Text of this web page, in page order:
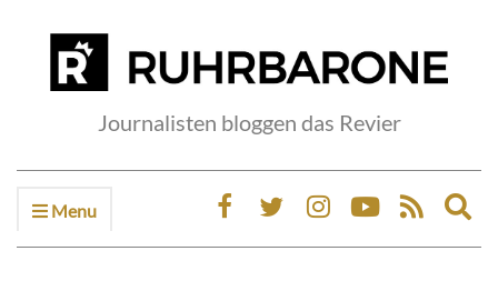
Journalisten bloggen das Revier
Menu